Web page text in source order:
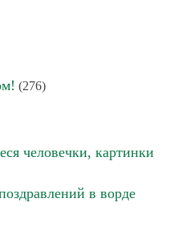
(276)
человечки, картинки
в ворде